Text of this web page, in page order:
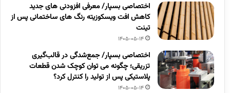
اختصاصی بسپار/ معرفی افزودنی های جدید
کاهش افت ویسکوزیته رنگ های ساختمانی پس از
تینت
1405-05-14
اختصاصی بسپار/ جمع‌شدگی در قالب‌گیری
تزریقی؛ چگونه می توان کوچک شدن قطعات
پلاستیکی پس از تولید را کنترل کرد؟
1405-05-14